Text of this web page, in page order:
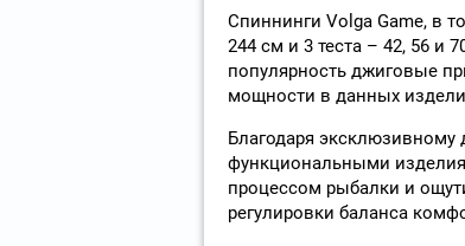
Спиннинги Volga Game, в
244 см и 3 теста – 42, 56 и
популярность джиговые
мощности в данных
Благодаря эксклюзивному
функциональными
процессом рыбалки и
регулировки баланса